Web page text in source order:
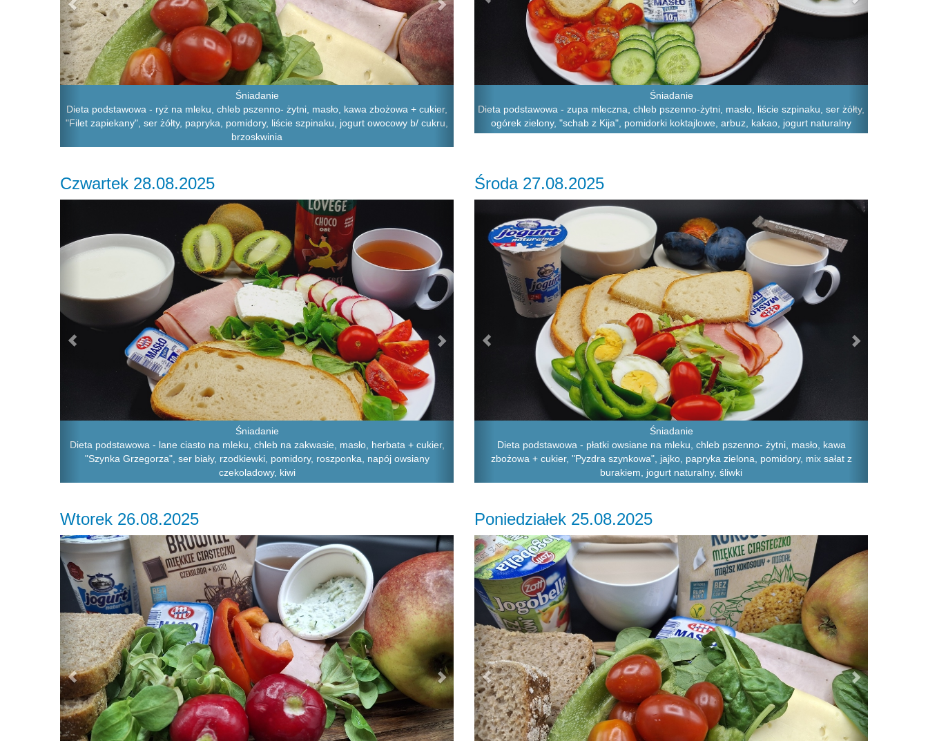
Śniadanie
Dieta podstawowa - ryż na mleku, chleb pszenno- żytni, masło, kawa zbożowa + cukier,
"Filet zapiekany", ser żółty, papryka, pomidory, liście szpinaku, jogurt owocowy b/ cukru,
brzoskwinia
Śniadanie
Dieta podstawowa - zupa mleczna, chleb pszenno-żytni, masło, liście szpinaku, ser żółty,
ogórek zielony, "schab z Kija", pomidorki koktajlowe, arbuz, kakao, jogurt naturalny
Czwartek 28.08.2025
Śniadanie
Dieta podstawowa - lane ciasto na mleku, chleb na zakwasie, masło, herbata + cukier,
"Szynka Grzegorza", ser biały, rzodkiewki, pomidory, roszponka, napój owsiany
czekoladowy, kiwi
Środa 27.08.2025
Śniadanie
Dieta podstawowa - płatki owsiane na mleku, chleb pszenno- żytni, masło, kawa
zbożowa + cukier, "Pyzdra szynkowa", jajko, papryka zielona, pomidory, mix sałat z
burakiem, jogurt naturalny, śliwki
Next
Wtorek 26.08.2025
Previous Next
Poniedziałek 25.08.2025
Previous